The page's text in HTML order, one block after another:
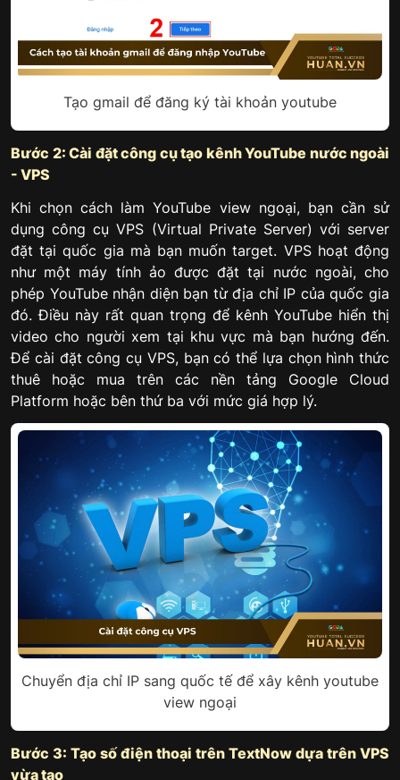
Tạo gmail để đăng ký tài khoản youtube
Bước 2: Cài đặt công cụ tạo kênh YouTube nước ngoài
- VPS
Khi chọn cách làm YouTube view ngoại, bạn cần sử
dụng công cụ VPS (Virtual Private Server) với server
đặt tại quốc gia mà bạn muốn target. VPS hoạt động
như một máy tính ảo được đặt tại nước ngoài, cho
phép YouTube nhận diện bạn từ địa chỉ IP của quốc gia
đó. Điều này rất quan trọng để kênh YouTube hiển thị
video cho người xem tại khu vực mà bạn hướng đến.
Để cài đặt công cụ VPS, bạn có thể lựa chọn hình thức
thuê hoặc mua trên các nền tảng Google Cloud
Platform hoặc bên thứ ba với mức giá hợp lý.
Chuyển địa chỉ IP sang quốc tế để xây kênh youtube
view ngoại
Bước 3: Tạo số điện thoại trên TextNow dựa trên VPS
vừa tạo